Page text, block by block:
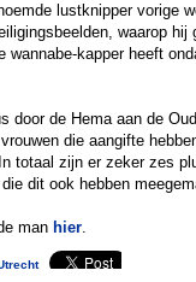
lustknipper vorige
waarop hij
wannabe-kapper heeft
door de Hema aan de
die aangifte
totaal zijn er zeker zes
dit ook hebben
man hier.